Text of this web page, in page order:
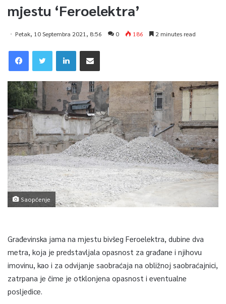
mjestu ‘Feroelektra’
Petak, 10 Septembra 2021, 8:56 0 186 2 minutes read
Saopćenje
Građevinska jama na mjestu bivšeg Feroelektra, dubine dva
metra, koja je predstavljala opasnost za građane i njihovu
imovinu, kao i za odvijanje saobraćaja na obližnoj saobraćajnici,
zatrpana je čime je otklonjena opasnost i eventualne
posljedice.